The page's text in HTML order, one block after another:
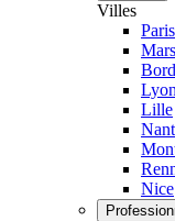
Villes
Paris
Lyon
Lille
Nice